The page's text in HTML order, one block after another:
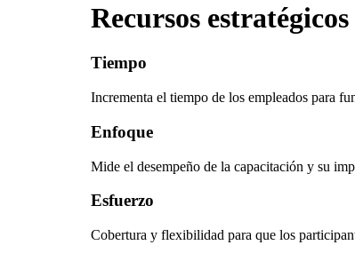
Recursos estratégicos
Tiempo
Incrementa el tiempo de los empleados para
Enfoque
Mide el desempeño de la capacitación y su
Esfuerzo
Cobertura y flexibilidad para que los